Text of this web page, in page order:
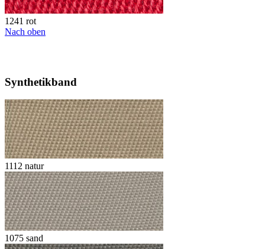
1241 rot
Nach oben
Synthetikband
1112 natur
1075 sand